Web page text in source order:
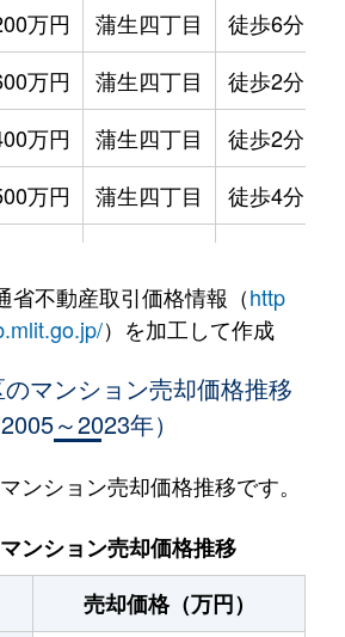
万円 蒲生四丁目 徒歩6分
万円 蒲生四丁目 徒歩2分
万円 蒲生四丁目 徒歩2分
万円 蒲生四丁目 徒歩4分
万円 蒲生四丁目 徒歩3分
万円 蒲生四丁目
万円 蒲生四丁目 徒歩6分
万円 蒲生四丁目 徒歩4分
万円 蒲生四丁目 徒歩0分
省不動産取引価格情報（http
）を加工して作成
マンション売却価格推移
2005～2023年）
ンション売却価格推移です。
ンション売却価格推移
売却価格（万円）